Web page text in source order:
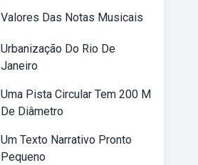
Valores Das Notas Musicais
Urbanização Do Rio De
Janeiro
Uma Pista Circular Tem 200 M
De Diâmetro
Um Texto Narrativo Pronto
Pequeno